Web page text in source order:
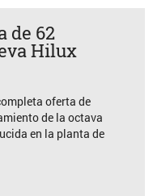
de 62
Hilux
oferta de
de la octava
en la planta de